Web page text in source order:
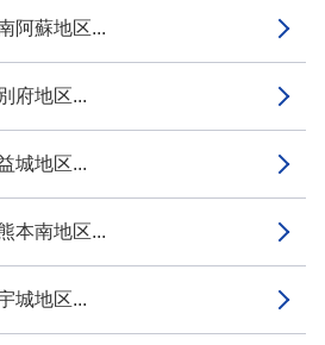
阿蘇地区...
府地区...
城地区...
本南地区...
城地区...